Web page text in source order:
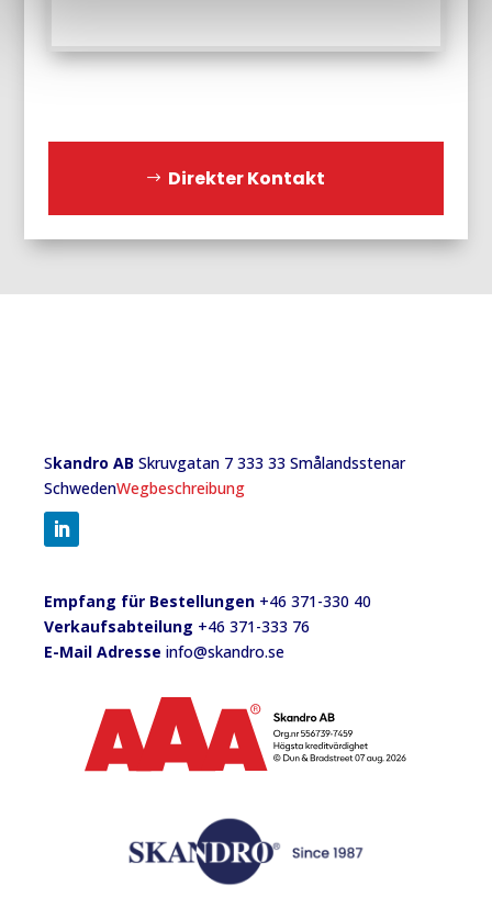
Direkter Kontakt
Skandro AB Skruvgatan 7 333 33 Smålandsstenar
SchwedenWegbeschreibung
Empfang für Bestellungen +46 371-330 40
Verkaufsabteilung +46 371-333 76
E-Mail Adresse info@skandro.se